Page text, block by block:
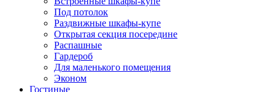
Под потолок
Раздвижные шкафы-купе
Открытая секция посередине
Распашные
Гардероб
Для маленького помещения
Эконом
Гостиные